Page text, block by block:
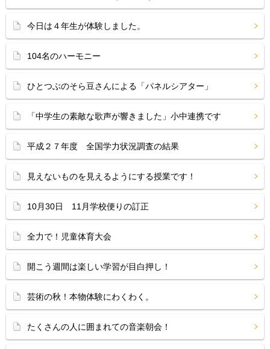
今日は４年生が体験しました。
104名のハーモニー
ひとつぶのそら豆さんによる「パネルシアター」
「中学生の素敵な歌声が響きました」小中連携です
平成２７年度 全国学力状況調査の結果
見えないものを見えるようにする授業です！
10月30日 11月学校便りの訂正
全力で！児童体育大会
開こう週間は楽しい学習が目白押し！
芸術の秋！本物体験にわくわく。
たくさんの人に囲まれての音楽朝会！